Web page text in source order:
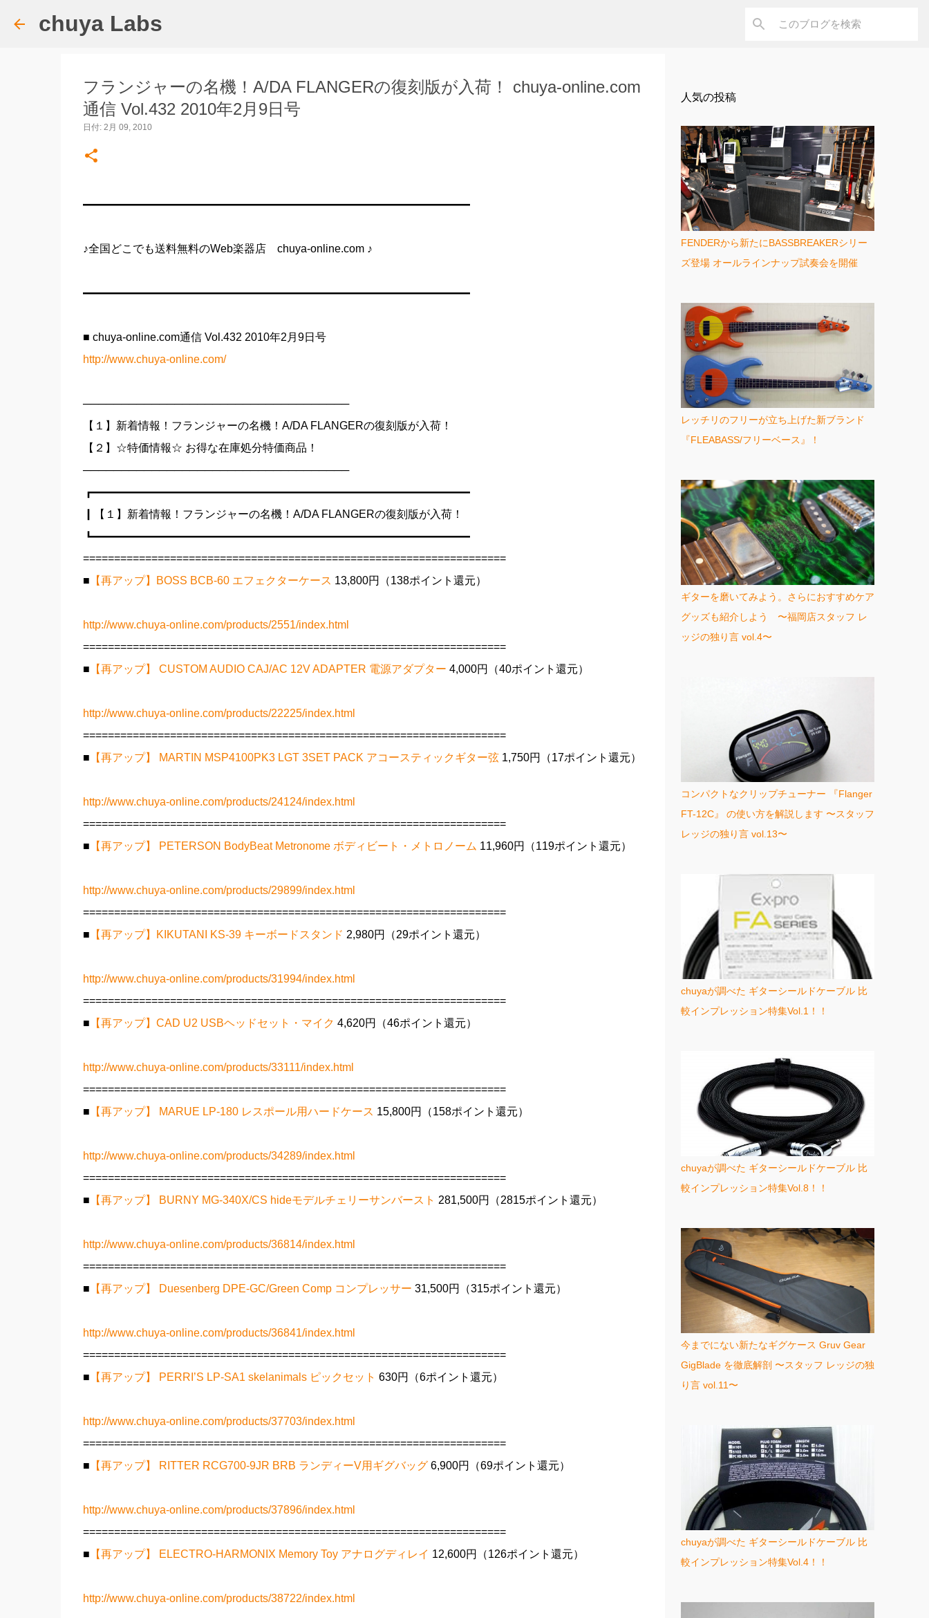
chuya Labs
フランジャーの名機！A/DA FLANGERの復刻版が入荷！ chuya-online.com
通信 Vol.432 2010年2月9日号
日付: 2月 09, 2010
━━━━━━━━━━━━━━━━━━━━━━━━━━━━━━━━━━━
♪全国どこでも送料無料のWeb楽器店 chuya-online.com ♪
━━━━━━━━━━━━━━━━━━━━━━━━━━━━━━━━━━━
■ chuya-online.com通信 Vol.432 2010年2月9日号
http://www.chuya-online.com/
───────────────────────────────────
【１】新着情報！フランジャーの名機！A/DA FLANGERの復刻版が入荷！
【２】☆特価情報☆ お得な在庫処分特価商品！
───────────────────────────────────
┏━━━━━━━━━━━━━━━━━━━━━━━━━━━━━━━━━━
┃【１】新着情報！フランジャーの名機！A/DA FLANGERの復刻版が入荷！
┗━━━━━━━━━━━━━━━━━━━━━━━━━━━━━━━━━━
====================================================================
■ 【再アップ】BOSS BCB-60 エフェクターケース 13,800円（138ポイント還元）
http://www.chuya-online.com/products/2551/index.html
====================================================================
■ 【再アップ】 CUSTOM AUDIO CAJ/AC 12V ADAPTER 電源アダプター 4,000円（40ポイント還元）
http://www.chuya-online.com/products/22225/index.html
====================================================================
■ 【再アップ】 MARTIN MSP4100PK3 LGT 3SET PACK アコースティックギター弦1,750円（17ポイント還元）
http://www.chuya-online.com/products/24124/index.html
====================================================================
■ 【再アップ】 PETERSON BodyBeat Metronome ボディビート・メトロノーム 11,960円（119ポイント還元）
http://www.chuya-online.com/products/29899/index.html
====================================================================
■ 【再アップ】KIKUTANI KS-39 キーボードスタンド 2,980円（29ポイント還元）
http://www.chuya-online.com/products/31994/index.html
====================================================================
■ 【再アップ】CAD U2 USBヘッドセット・マイク 4,620円（46ポイント還元）
http://www.chuya-online.com/products/33111/index.html
====================================================================
■ 【再アップ】 MARUE LP-180 レスポール用ハードケース 15,800円（158ポイント還元）
http://www.chuya-online.com/products/34289/index.html
====================================================================
■ 【再アップ】 BURNY MG-340X/CS hideモデルチェリーサンバースト 281,500円（2815ポイント還元）
http://www.chuya-online.com/products/36814/index.html
====================================================================
■ 【再アップ】 Duesenberg DPE-GC/Green Comp コンプレッサー 31,500円（315ポイント還元）
http://www.chuya-online.com/products/36841/index.html
====================================================================
■ 【再アップ】 PERRI’S LP-SA1 skelanimals ピックセット 630円（6ポイント還元）
http://www.chuya-online.com/products/37703/index.html
====================================================================
■ 【再アップ】 RITTER RCG700-9JR BRB ランディーV用ギグバッグ6,900円（69ポイント還元）
http://www.chuya-online.com/products/37896/index.html
====================================================================
■ 【再アップ】 ELECTRO-HARMONIX Memory Toy アナログディレイ 12,600円（126ポイント還元）
http://www.chuya-online.com/products/38722/index.html
人気の投稿
FENDERから新たにBASSBREAKERシリー
ズ登場 オールラインナップ試奏会を開催
レッチリのフリーが立ち上げた新ブランド
『FLEABASS/フリーベース』！
ギターを磨いてみよう。さらにおすすめケア
グッズも紹介しよう 〜福岡店スタッフ レ
ッジの独り言 vol.4〜
コンパクトなクリップチューナー 『Flanger
FT-12C』 の使い方を解説します 〜スタッフ
レッジの独り言 vol.13〜
chuyaが調べた ギターシールドケーブル 比
較インプレッション特集Vol.1！！
chuyaが調べた ギターシールドケーブル 比
較インプレッション特集Vol.8！！
今までにない新たなギグケース Gruv Gear
GigBlade を徹底解剖 〜スタッフ レッジの独
り言 vol.11〜
chuyaが調べた ギターシールドケーブル 比
較インプレッション特集Vol.4！！